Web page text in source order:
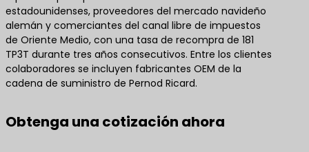
estadounidenses, proveedores del mercado navideño
alemán y comerciantes del canal libre de impuestos
de Oriente Medio, con una tasa de recompra de 181
TP3T durante tres años consecutivos. Entre los clientes
colaboradores se incluyen fabricantes OEM de la
cadena de suministro de Pernod Ricard.
Obtenga una cotización ahora